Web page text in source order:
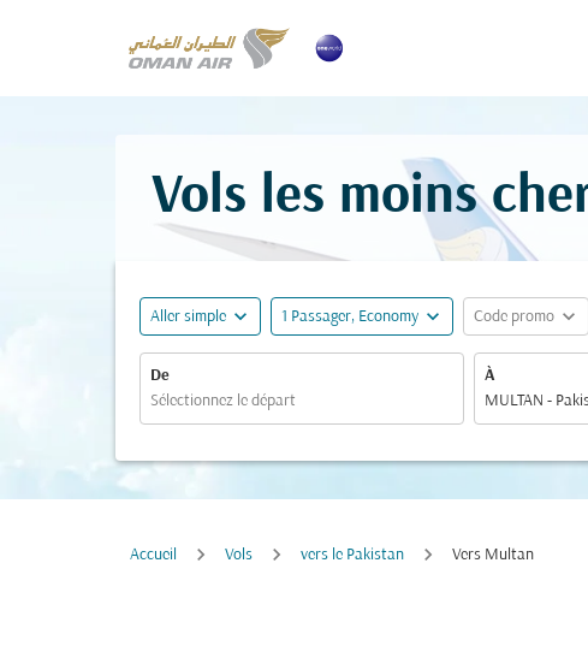
Vols les moins
Aller simple expand_more 1 Passager, Economy expand_more Code promo expand_more
De À
Accueil Vols vers le Pakistan Vers Multan